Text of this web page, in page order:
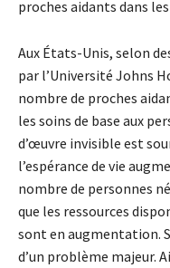
proches aidants dans
Aux États-Unis, selon
par l’Université Johns
nombre de proches
les soins de base aux
d’œuvre invisible est
l’espérance de vie
nombre de personnes
que les ressources
sont en augmentation.
d’un problème majeur.